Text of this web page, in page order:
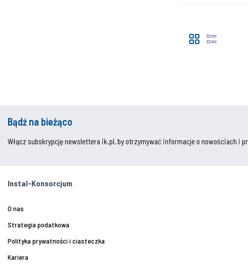
Bądź na bieżąco
Włącz subskrypcję newslettera ik.pl, by otrzymywać informacje o nowościach i
Instal-Konsorcjum
O nas
Strategia podatkowa
Polityka prywatności i ciasteczka
Kariera